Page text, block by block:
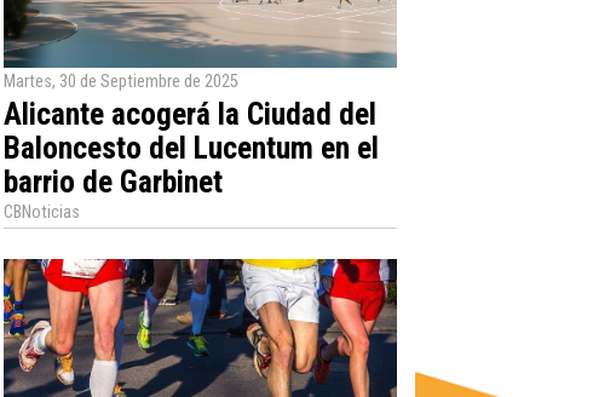
Martes, 30 de Septiembre de 2025
Alicante acogerá la Ciudad del
Baloncesto del Lucentum en el
barrio de Garbinet
CBNoticias